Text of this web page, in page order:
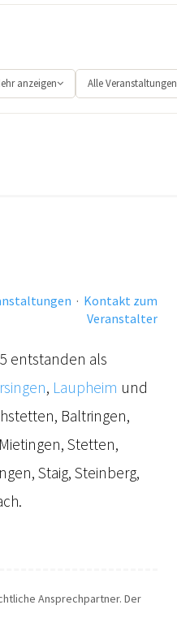
anzeigen Alle Veranstaltungen
· Kontakt zum
Veranstalter
entstanden als
, Laupheim und
Baltringen,
Stetten,
Staig, Steinberg,
Ansprechpartner. Der